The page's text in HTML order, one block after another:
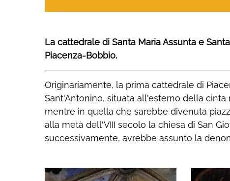
La cattedrale di Santa Maria Assunta e
Piacenza-Bobbio.
Originariamente, la prima cattedrale di
Sant'Antonino, situata all'esterno della cinta
mentre in quella che sarebbe divenuta
alla metà dell'VIII secolo la chiesa di San
successivamente, avrebbe assunto la
che svolse un importante ruolo affiancando la
sostituendola, come nel caso della
piacentini. Questa chiesa venne
costruzione del duomo e, infine, distrutta